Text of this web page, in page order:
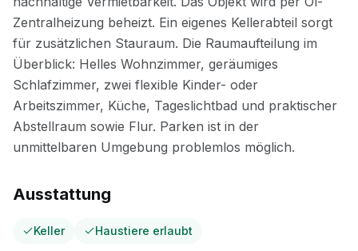
Ausstattung
Keller Haustiere erlaubt